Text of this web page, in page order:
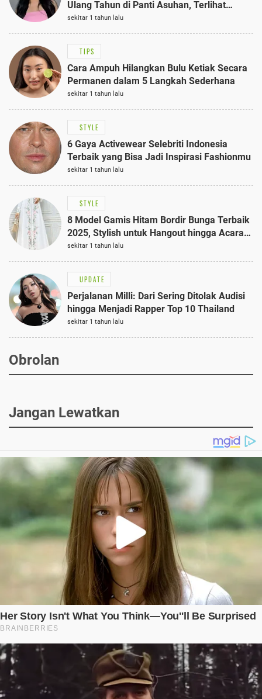
Ulang Tahun di Panti Asuhan, Terlihat
Anggun dengan Kaftan Cokelat
sekitar 1 tahun lalu
TIPS
Cara Ampuh Hilangkan Bulu Ketiak Secara
Permanen dalam 5 Langkah Sederhana
sekitar 1 tahun lalu
STYLE
6 Gaya Activewear Selebriti Indonesia
Terbaik yang Bisa Jadi Inspirasi Fashionmu
sekitar 1 tahun lalu
STYLE
8 Model Gamis Hitam Bordir Bunga Terbaik
2025, Stylish untuk Hangout hingga Acara
Semi-Formal
sekitar 1 tahun lalu
UPDATE
Perjalanan Milli: Dari Sering Ditolak Audisi
hingga Menjadi Rapper Top 10 Thailand
sekitar 1 tahun lalu
Obrolan
Jangan Lewatkan